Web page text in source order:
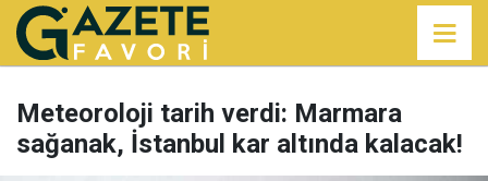
Meteoroloji tarih verdi: Marmara
sağanak, İstanbul kar altında kalacak!